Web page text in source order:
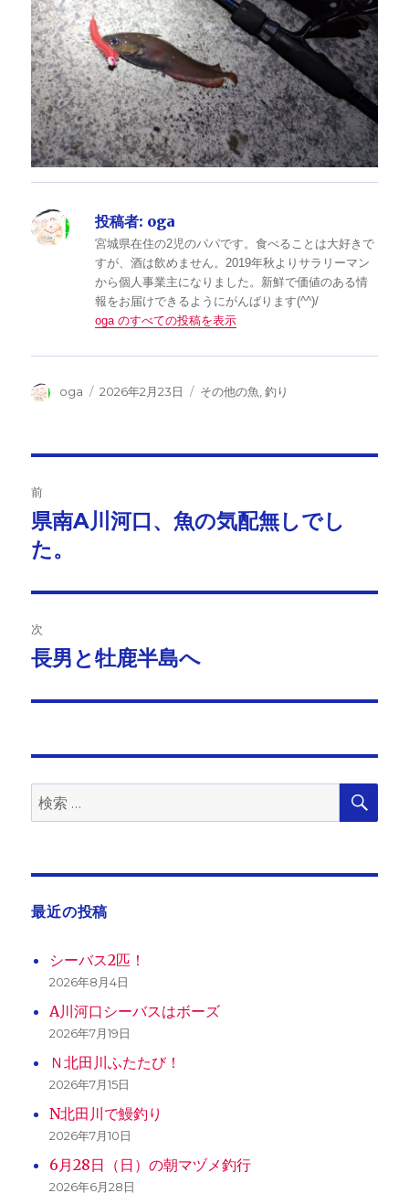
投稿者: oga
宮城県在住の2児のパパです。食べることは大好きで
すが、酒は飲めません。2019年秋よりサラリーマン
から個人事業主になりました。新鮮で価値のある情
報をお届けできるようにがんばります(^^)/
oga のすべての投稿を表示
投
oga
投
2026年2月23日
カ
その他の魚,釣り
稿
ナ
ビ
ゲ
ー
シ
ン
前
前
の
稿:
県南A川河口、魚の気配無しでし
た。
次
次
投
長男と牡鹿半島へ
検
索:
検
最近の投稿
シーバス2匹！
2026年8月4日
A川河口シーバスはボーズ
2026年7月19日
Ｎ北田川ふたたび！
2026年7月15日
N北田川で鰻釣り
2026年7月10日
6月28日（日）の朝マヅメ釣行
2026年6月28日